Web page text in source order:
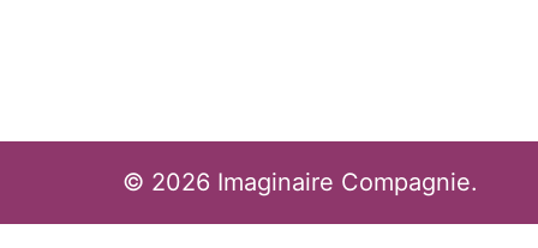
© 2026 Imaginaire Compagnie.